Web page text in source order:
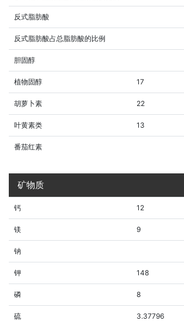
反式脂肪酸
反式脂肪酸占总脂肪酸的比例
胆固醇
植物固醇 17
胡萝卜素 22
叶黄素类 13
番茄红素
矿物质
钙 12
镁 9
钠
钾 148
磷 8
硫 3.37796